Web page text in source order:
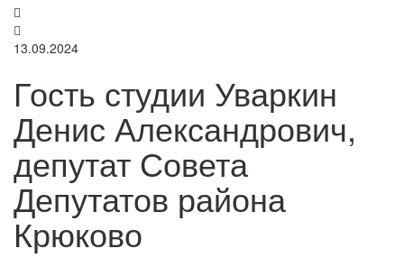
13.09.2024
Гость студии Уваркин
Денис Александрович,
депутат Совета
Депутатов района
Крюково